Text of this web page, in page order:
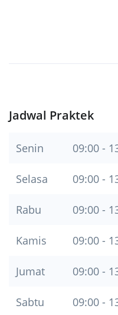
Jadwal Praktek
Senin 09:00 -
Selasa 09:00 -
Rabu 09:00 -
Kamis 09:00 -
Jumat 09:00 -
Sabtu 09:00 -